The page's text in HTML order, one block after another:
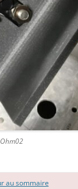
au sommaire